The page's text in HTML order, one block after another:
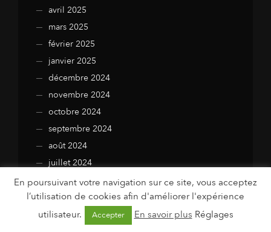
avril 2025
mars 2025
février 2025
janvier 2025
décembre 2024
novembre 2024
octobre 2024
septembre 2024
août 2024
juillet 2024
juin 2024
mai 2024
avril 2024
En poursuivant votre navigation sur ce site, vous acceptez
l’utilisation de cookies afin d'améliorer l'expérience
utilisateur.
Accepter En savoir plus Réglages